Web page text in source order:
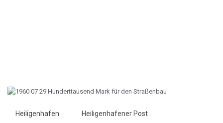
Heiligenhafen Heiligenhafener Post